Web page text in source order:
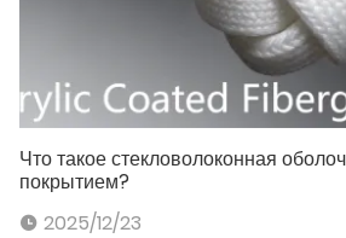
Что такое стекловолоконная
покрытием?
2025/12/23